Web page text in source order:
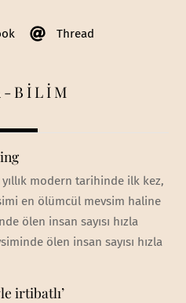
Thread
BİLİM
modern tarihinde ilk kez,
en ölümcül mevsim haline
ölen insan sayısı hızla
ölen insan sayısı hızla
irtibatlı’